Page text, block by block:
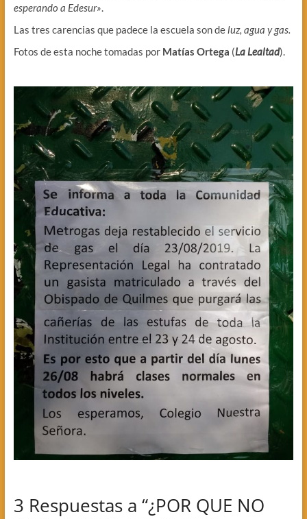
esperando a Edesur».
Las tres carencias que padece la escuela son deluz, agua y gas.
Fotos de esta noche tomadas por Matías Ortega (La Lealtad).
3 Respuestas a “¿POR QUE NO